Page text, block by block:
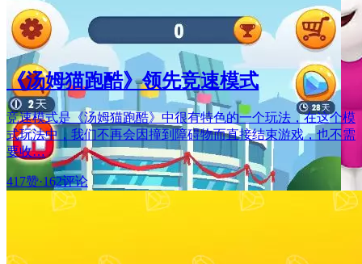
《汤姆猫跑酷》领先竞速模式
竞速模式是《汤姆猫跑酷》中很有特色的一个玩法，在这个模
式玩法中，我们不再会因撞到障碍物而直接结束游戏，也不需
要收…
417赞·162评论